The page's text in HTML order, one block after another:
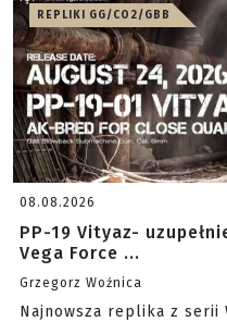
REPLIKI GG/CO2/GBB
08.08.2026
PP-19 Vityaz-
Vega Force ...
Grzegorz Woźnica
Najnowsza replika z serii